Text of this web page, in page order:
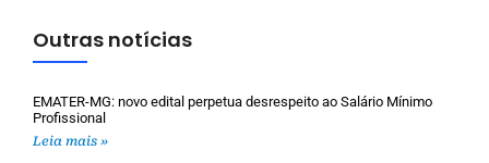
Outras notícias
EMATER-MG: novo edital perpetua desrespeito ao Salário Mínimo
Profissional
Leia mais »